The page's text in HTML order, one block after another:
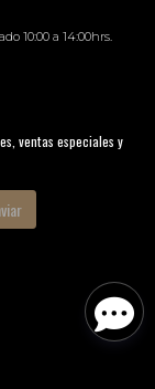
10:00 a 14:00hrs.
ventas especiales y